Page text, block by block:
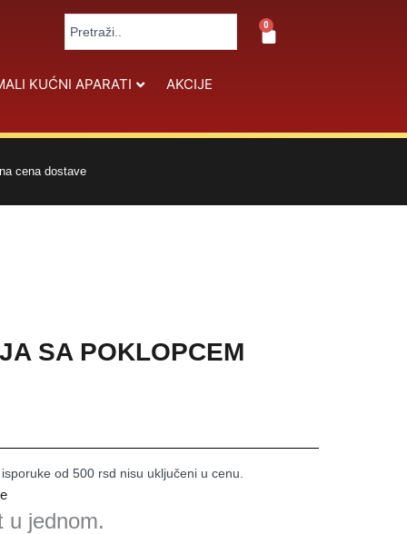
...
0
Cart
KUĆNI APARATI AKCIJE
cena dostave
SA POKLOPCEM
od 500 rsd nisu uključeni u cenu.
u jednom.